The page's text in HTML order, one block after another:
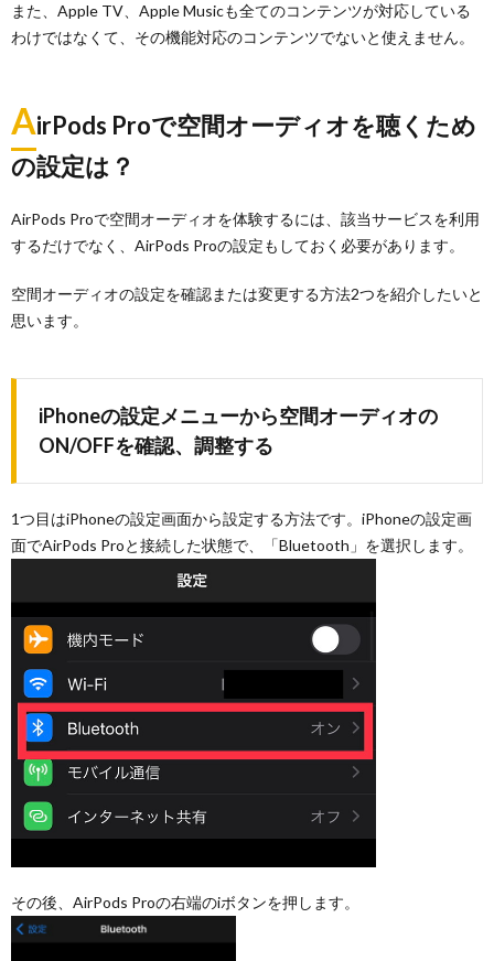
また、Apple TV、Apple Musicも全てのコンテンツが対応している
わけではなくて、その機能対応のコンテンツでないと使えません。
AirPods Proで空間オーディオを聴くため
の設定は？
AirPods Proで空間オーディオを体験するには、該当サービスを利用
するだけでなく、AirPods Proの設定もしておく必要があります。
空間オーディオの設定を確認または変更する方法2つを紹介したいと
思います。
iPhoneの設定メニューから空間オーディオの
ON/OFFを確認、調整する
1つ目はiPhoneの設定画面から設定する方法です。iPhoneの設定画
面でAirPods Proと接続した状態で、「Bluetooth」を選択します。
その後、AirPods Proの右端のiボタンを押します。